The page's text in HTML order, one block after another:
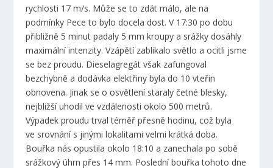
rychlosti 17 m/s. Může se to zdát málo, ale na
podmínky Pece to bylo docela dost. V 17:30 po dobu
přibližně 5 minut padaly 5 mm kroupy a srážky dosáhly
maximální intenzity. Vzápětí zablikalo světlo a ocitli jsme
se bez proudu. Dieselagregát však zafungoval
bezchybně a dodávka elektřiny byla do 10 vteřin
obnovena. Jinak se o osvětlení staraly četné blesky,
nejbližší uhodil ve vzdálenosti okolo 500 metrů.
Výpadek proudu trval téměř přesně hodinu, což byla
ve srovnání s jinými lokalitami velmi krátká doba.
Bouřka nás opustila okolo 18:10 a zanechala po sobě
srážkový úhrn přes 14 mm. Poslední bouřka tohoto dne